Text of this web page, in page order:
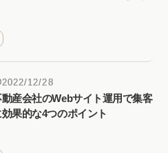
2022/12/28
産会社のWebサイト運用で集客
効果的な4つのポイント